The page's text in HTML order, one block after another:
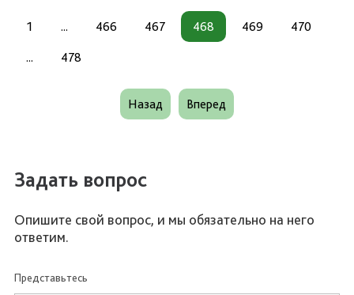
1 ... 466 467 468 469 470
... 478
Назад Вперед
Задать вопрос
Опишите свой вопрос, и мы обязательно на него
ответим.
Представьтесь